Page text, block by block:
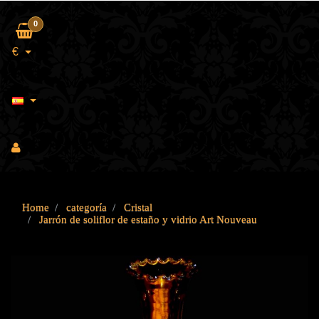
0
€
Home categoría
Cristal
Jarrón de soliflor de estaño y vidrio Art Nouveau